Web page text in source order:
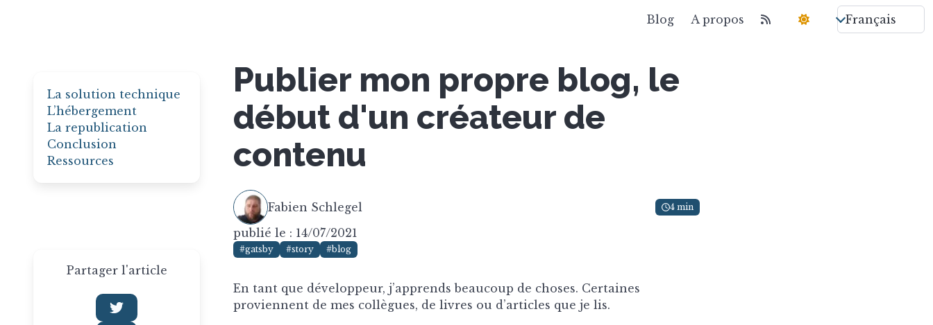
Blog A propos
Publier mon propre blog, le
début d'un créateur de
contenu
Fabien Schlegel 4 min
publié le : 14/07/2021
#gatsby #story #blog
En tant que développeur, j’apprends beaucoup de choses. Certaines
proviennent de mes collègues, de livres ou d’articles que je lis.
La solution technique
L’hébergement
La republication
Conclusion
Ressources
Partager l'article